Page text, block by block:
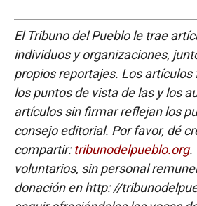
El Tribuno del Pueblo le trae
individuos y organizaciones,
propios reportajes. Los
los puntos de vista de las y los
artículos sin firmar reflejan los
consejo editorial. Por favor, dé
compartir:tribunodelpueblo.org.
voluntarios, sin personal
donación en http: //